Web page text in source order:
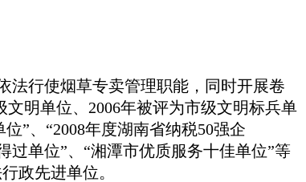
法行使烟草专卖管理职能，同时开展卷
明单位、2006年被评为市级文明标兵单
”、“2008年度湖南省纳税50强企
过单位”、“湘潭市优质服务十佳单位”等
政先进单位。